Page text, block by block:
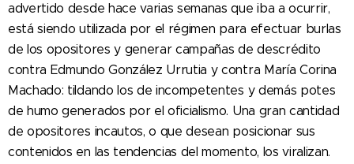
advertido desde hace varias semanas que iba a ocurrir,
está siendo utilizada por el régimen para efectuar burlas
de los opositores y generar campañas de descrédito
contra Edmundo González Urrutia y contra María Corina
Machado: tildando los de incompetentes y demás potes
de humo generados por el oficialismo. Una gran cantidad
de opositores incautos, o que desean posicionar sus
contenidos en las tendencias del momento, los viralizan.